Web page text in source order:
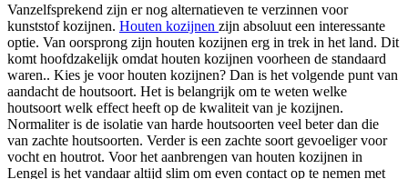
Vanzelfsprekend zijn er nog alternatieven te verzinnen voor
kunststof kozijnen. Houten kozijnen zijn absoluut een interessante
optie. Van oorsprong zijn houten kozijnen erg in trek in het land. Dit
komt hoofdzakelijk omdat houten kozijnen voorheen de standaard
waren.. Kies je voor houten kozijnen? Dan is het volgende punt van
aandacht de houtsoort. Het is belangrijk om te weten welke
houtsoort welk effect heeft op de kwaliteit van je kozijnen.
Normaliter is de isolatie van harde houtsoorten veel beter dan die
van zachte houtsoorten. Verder is een zachte soort gevoeliger voor
vocht en houtrot. Voor het aanbrengen van houten kozijnen in
Lengel is het vandaar altijd slim om even contact op te nemen met